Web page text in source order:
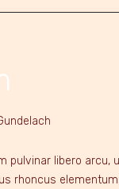
pulvinar libero
rhoncus